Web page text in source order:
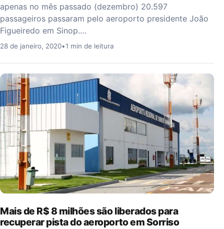
apenas no mês passado (dezembro) 20.597
passageiros passaram pelo aeroporto presidente João
Figueiredo em Sinop.…
28 de janeiro, 2020•1 min de leitura
Mais de R$ 8 milhões são liberados para
recuperar pista do aeroporto em Sorriso